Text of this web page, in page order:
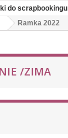
do scrapbookingu
Ramka 2022
/ZIMA